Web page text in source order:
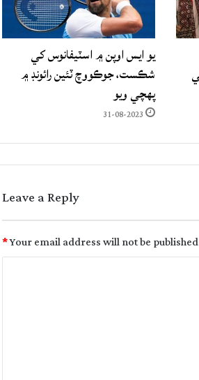
يو ايس اوپن ۾ اسٽيفانوس کي
شڪست، جوڪووچ ٽئين رائونڊ ۾
پهچي ويو
31-08-2023
Leave a Reply
Your email address will not be
*